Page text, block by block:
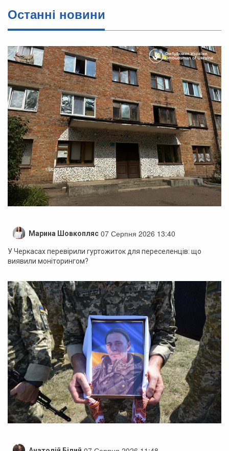
Останні новини
Марина Шовкопляс 07 Серпня 2026 13:40
У Черкасах перевірили гуртожиток для переселенців: що
виявили моніторингом?